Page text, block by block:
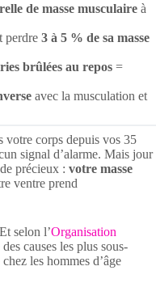
de masse musculaire à
perdre 3 à 5 % de sa masse
brûlées au repos =
avec la musculation et
votre corps depuis vos 35
signal d’alarme. Mais jour
précieux : votre masse
ventre prend
selon l’Organisation
des causes les plus sous-
les hommes d’âge